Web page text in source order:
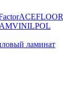
ACEFLOOR
VINILPOL
ламинат